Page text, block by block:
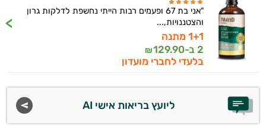
ניקוי רעלים
נשירת שיער
איזון סוכר
עיכוב הזדקנות
"אני בת 67 ופעמים רבות הייתי נחשפת לדלקות גרון
והצטננויות,...
1+1 מתנה
2 ב-
129.90
₪
בלעדי לחברי מועדון
ליועץ בריאות אישי AI